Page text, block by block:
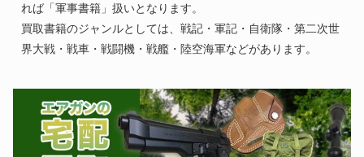
れば「軍事書籍」扱いとなります。
買取書籍のジャンルとしては、戦記・軍記・自衛隊・第二次世
界大戦・戦車・戦闘機・戦艦・陸空海軍などがあります。